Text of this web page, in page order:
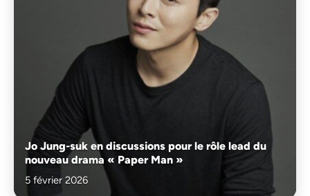
Jo Jung-suk en discussions pour le rôle lead du
nouveau drama « Paper Man »
5 février 2026